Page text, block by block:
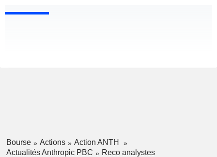
Bourse Actions
Action ANTH
Actualités Anthropic PBC
Reco analystes